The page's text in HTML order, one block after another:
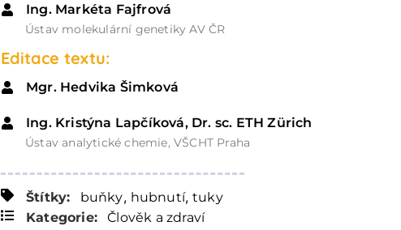
Ing. Markéta Fajfrová
Ústav molekulární genetiky AV ČR
Editace textu:
Mgr. Hedvika Šimková
Ing. Kristýna Lapčíková, Dr. sc. ETH Zürich
Ústav analytické chemie, VŠCHT Praha
Štítky: buňky, hubnutí, tuky
Kategorie:
Člověk a zdraví